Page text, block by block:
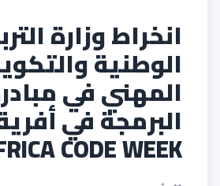
انخراط وزارة
الوطنية
المهني في
البرمجة في
CODE WEEK